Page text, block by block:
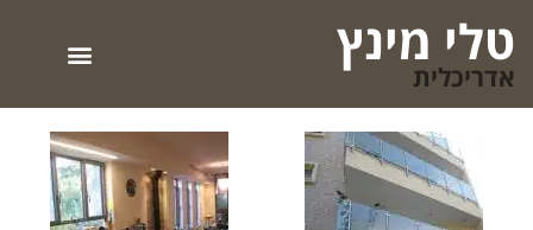
טלי מינץ
אדריכלית